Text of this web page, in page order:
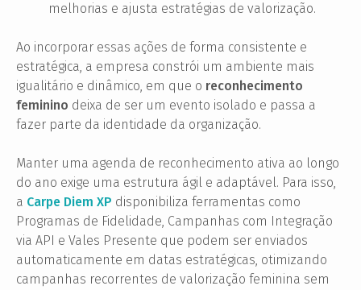
melhorias e ajusta estratégias de valorização.
Ao incorporar essas ações de forma consistente e
estratégica, a empresa constrói um ambiente mais
igualitário e dinâmico, em que o reconhecimento
feminino deixa de ser um evento isolado e passa a
fazer parte da identidade da organização.
Manter uma agenda de reconhecimento ativa ao longo
do ano exige uma estrutura ágil e adaptável. Para isso,
a Carpe Diem XP disponibiliza ferramentas como
Programas de Fidelidade, Campanhas com Integração
via API e Vales Presente que podem ser enviados
automaticamente em datas estratégicas, otimizando
campanhas recorrentes de valorização feminina sem